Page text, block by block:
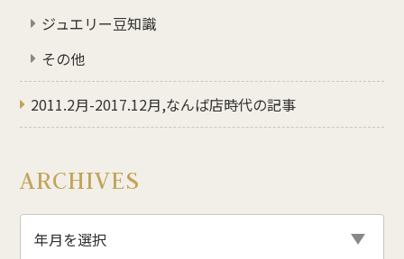
ジュエリー豆知識
その他
2011.2月-2017.12月,なんば店時代の記事
ARCHIVES